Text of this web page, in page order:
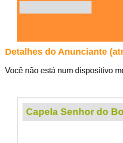
Detalhes do Anunciante
Você não está num dispositivo
Capela Senhor do